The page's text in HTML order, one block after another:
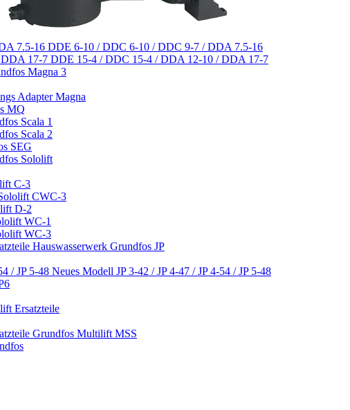
DDE 6-10 / DDC 6-10 / DDC 9-7 / DDA 7.5-16
DDE 15-4 / DDC 15-4 / DDA 12-10 / DDA 17-7
Magna 3
Adapter Magna
MQ
Scala 1
Scala 2
SEG
Sololift
C-3
CWC-3
D-2
WC-1
WC-3
Hauswasserwerk Grundfos JP
Neues Modell JP 3-42 / JP 4-47 / JP 4-54 / JP 5-48
Ersatzteile
Grundfos Multilift MSS